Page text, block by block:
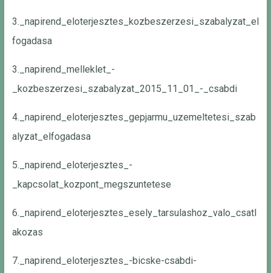
3._napirend_eloterjesztes_kozbeszerzesi_szabalyzat_el
fogadasa
3._napirend_melleklet_-
_kozbeszerzesi_szabalyzat_2015_11_01_-_csabdi
4._napirend_eloterjesztes_gepjarmu_uzemeltetesi_szab
alyzat_elfogadasa
5._napirend_eloterjesztes_-
_kapcsolat_kozpont_megszuntetese
6._napirend_eloterjesztes_esely_tarsulashoz_valo_csatl
akozas
7._napirend_eloterjesztes_-bicske-csabdi-